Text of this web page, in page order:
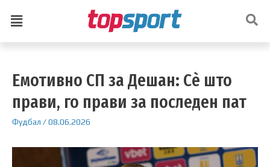
Емотивно СП за Дешан: Сè што
прави, го прави за последен пат
Фудбал /08.06.2026